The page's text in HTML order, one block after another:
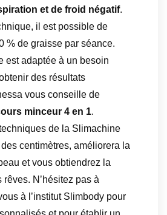
et de froid négatif.
il est possible de
% de graisse par séance.
est adaptée à un besoin
des résultats
vous conseille de
minceur 4 en 1.
de la Slimachine
centimètres, améliorera la
et vous obtiendrez la
N’hésitez pas à
à l’institut Slimbody pour